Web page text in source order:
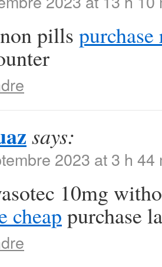
pills
says:
2023 at 3 h 44
10mg
cheap purchase